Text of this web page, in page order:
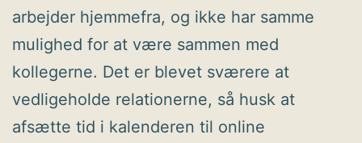
arbejder hjemmefra, og ikke har samme
mulighed for at være sammen med
kollegerne. Det er blevet sværere at
vedligeholde relationerne, så husk at
afsætte tid i kalenderen til online